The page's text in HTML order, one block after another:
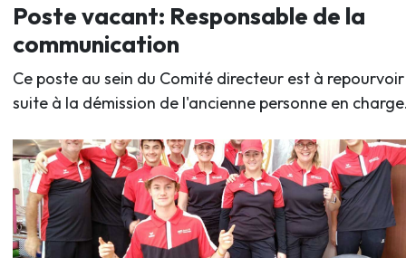
Poste vacant: Responsable de la
communication
Ce poste au sein du Comité directeur est à repourvoir
suite à la démission de l'ancienne personne en